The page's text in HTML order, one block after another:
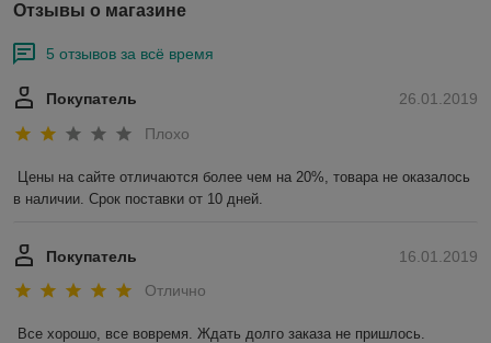
Отзывы о магазине
5 отзывов за всё время
26.01.2019
Покупатель
Плохо
Цены на сайте отличаются более чем на 20%, товара не оказалось
в наличии. Срок поставки от 10 дней.
16.01.2019
Покупатель
Отлично
Все хорошо, все вовремя. Ждать долго заказа не пришлось.